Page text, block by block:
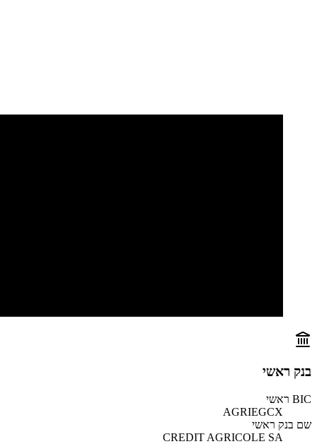
בנק ראשי
BIC ראשי
AGRIEGCX
שם בנק ראשי
CREDIT AGRICOLE SA